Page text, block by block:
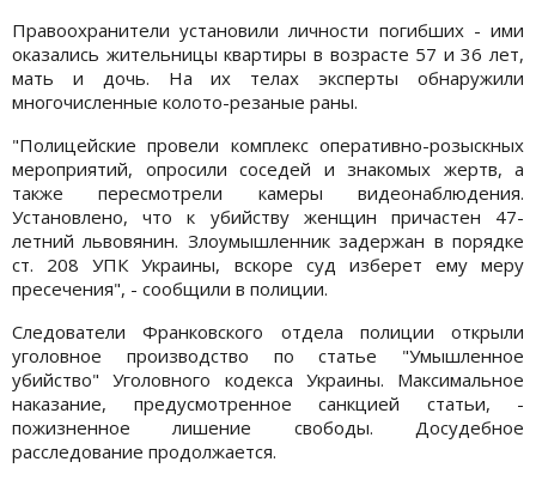
Правоохранители установили личности погибших - ими
оказались жительницы квартиры в возрасте 57 и 36 лет,
мать и дочь. На их телах эксперты обнаружили
многочисленные колото-резаные раны.
"Полицейские провели комплекс оперативно-розыскных
мероприятий, опросили соседей и знакомых жертв, а
также пересмотрели камеры видеонаблюдения.
Установлено, что к убийству женщин причастен 47-
летний львовянин. Злоумышленник задержан в порядке
ст. 208 УПК Украины, вскоре суд изберет ему меру
пресечения", - сообщили в полиции.
Следователи Франковского отдела полиции открыли
уголовное производство по статье "Умышленное
убийство" Уголовного кодекса Украины. Максимальное
наказание, предусмотренное санкцией статьи, -
пожизненное лишение свободы. Досудебное
расследование продолжается.